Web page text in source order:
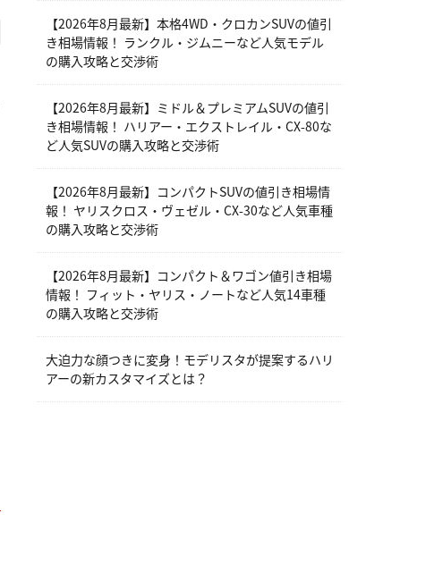
【2026年8月最新】本格4WD・クロカンSUVの値引
き相場情報！ ランクル・ジムニーなど人気モデル
の購入攻略と交渉術
【2026年8月最新】ミドル＆プレミアムSUVの値引
き相場情報！ ハリアー・エクストレイル・CX-80な
ど人気SUVの購入攻略と交渉術
【2026年8月最新】コンパクトSUVの値引き相場情
報！ ヤリスクロス・ヴェゼル・CX-30など人気車種
の購入攻略と交渉術
【2026年8月最新】コンパクト＆ワゴン値引き相場
情報！ フィット・ヤリス・ノートなど人気14車種
の購入攻略と交渉術
大迫力な顔つきに変身！モデリスタが提案するハリ
アーの新カスタマイズとは？